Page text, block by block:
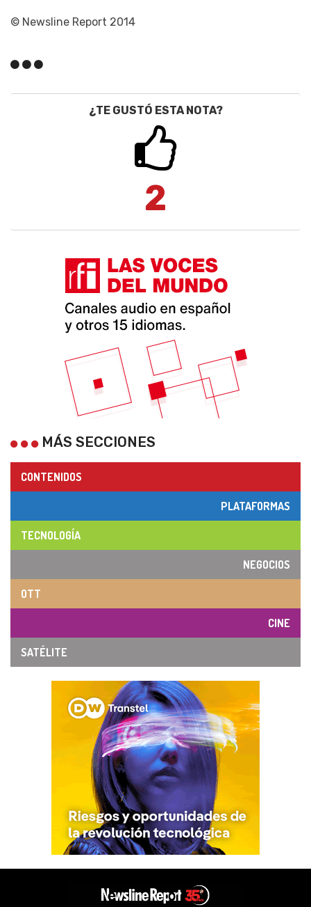
© Newsline Report 2014
¿TE GUSTÓ ESTA NOTA?
2
MÁS SECCIONES
CONTENIDOS
PLATAFORMAS
TECNOLOGÍA
NEGOCIOS
OTT
CINE
SATÉLITE